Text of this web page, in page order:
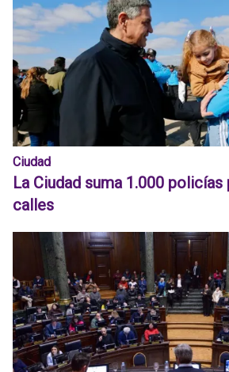
Ciudad
La Ciudad suma 1.000
calles